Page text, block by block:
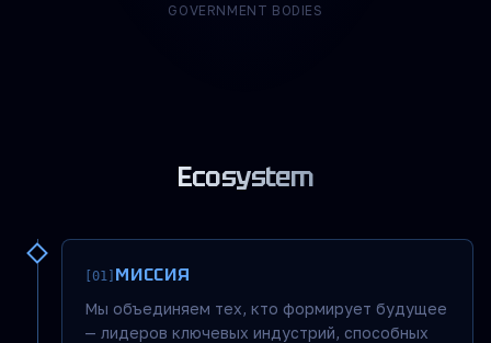
GOVERNMENT BODIES
Ecosystem
[01] МИССИЯ
Мы объединяем тех, кто формирует будущее
— лидеров ключевых индустрий, способных